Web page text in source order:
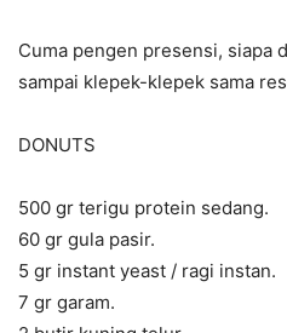
Cuma pengen presensi, siapa
sampai klepek-klepek sama
DONUTS
500 gr terigu protein sedang.
60 gr gula pasir.
5 gr instant yeast / ragi instan.
7 gr garam.